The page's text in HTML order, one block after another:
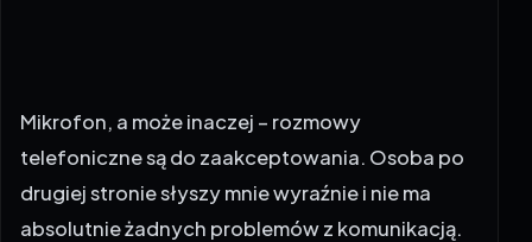
Mikrofon, a może inaczej – rozmowy
telefoniczne są do zaakceptowania. Osoba po
drugiej stronie słyszy mnie wyraźnie i nie ma
absolutnie żadnych problemów z komunikacją.